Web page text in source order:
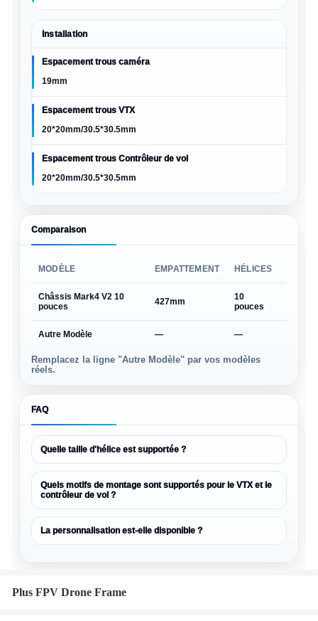
Installation
Espacement trous caméra
19mm
Espacement trous VTX
20*20mm/30.5*30.5mm
Espacement trous Contrôleur de vol
20*20mm/30.5*30.5mm
Comparaison
MODÈLE EMPATTEMENT HÉLICES
Châssis Mark4 V2 10
pouces
427mm
10
pouces
Autre Modèle — —
Remplacez la ligne "Autre Modèle" par vos modèles
réels.
FAQ
Quelle taille d'hélice est supportée ?
Quels motifs de montage sont supportés pour le VTX et le
contrôleur de vol ?
La personnalisation est-elle disponible ?
Plus FPV Drone Frame